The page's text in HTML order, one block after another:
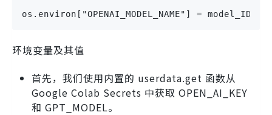
os.environ["OPENAI_MODEL_NAME"] = model_ID
环境变量及其值
首先，我们使用内置的 userdata.get 函数从
Google Colab Secrets 中获取 OPEN_AI_KEY
和 GPT_MODEL。